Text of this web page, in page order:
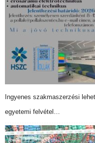
Ingyenes szakmaszerzési
egyetemi felvétel…